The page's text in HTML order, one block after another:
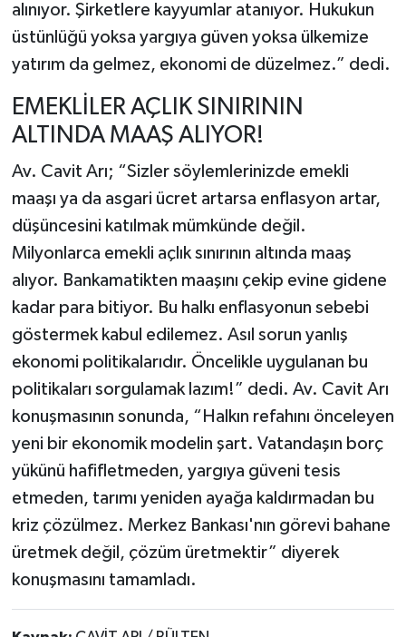
alınıyor. Şirketlere kayyumlar atanıyor. Hukukun
üstünlüğü yoksa yargıya güven yoksa ülkemize
yatırım da gelmez, ekonomi de düzelmez.” dedi.
EMEKLİLER AÇLIK SINIRININ
ALTINDA MAAŞ ALIYOR!
Av. Cavit Arı; “Sizler söylemlerinizde emekli
maaşı ya da asgari ücret artarsa enflasyon artar,
düşüncesini katılmak mümkünde değil.
Milyonlarca emekli açlık sınırının altında maaş
alıyor. Bankamatikten maaşını çekip evine gidene
kadar para bitiyor. Bu halkı enflasyonun sebebi
göstermek kabul edilemez. Asıl sorun yanlış
ekonomi politikalarıdır. Öncelikle uygulanan bu
politikaları sorgulamak lazım!” dedi. Av. Cavit Arı
konuşmasının sonunda, “Halkın refahını önceleyen
yeni bir ekonomik modelin şart. Vatandaşın borç
yükünü hafifletmeden, yargıya güveni tesis
etmeden, tarımı yeniden ayağa kaldırmadan bu
kriz çözülmez. Merkez Bankası'nın görevi bahane
üretmek değil, çözüm üretmektir” diyerek
konuşmasını tamamladı.